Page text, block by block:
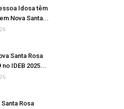
Idosa têm
Nova Santa...
Santa Rosa
IDEB 2025...
Rosa